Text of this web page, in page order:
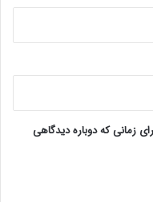
زمانی که دوباره دیدگاهی